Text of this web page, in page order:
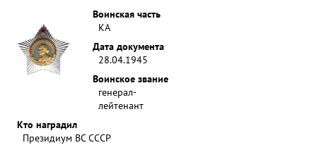
Воинская часть
КА
Дата документа
28.04.1945
Воинское звание
генерал-
лейтенант
Кто наградил
Президиум ВС СССР